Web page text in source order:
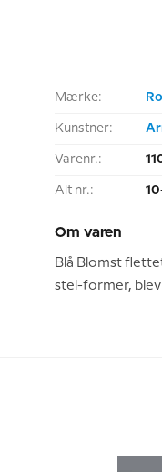
Mærke:
Kunstner:
Varenr.:
Alt nr.:
Om varen
Blå Blomst
stel-former,